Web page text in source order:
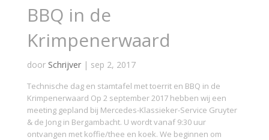
BBQ in de
Krimpenerwaard
door Schrijver| sep 2, 2017
Technische dag en stamtafel met toerrit en BBQ in de
Krimpenerwaard Op 2 september 2017 hebben wij een
meeting gepland bij Mercedes-Klassieker-Service Gruyter
& de Jong in Bergambacht. U wordt vanaf 9:30 uur
ontvangen met koffie/thee en koek. We beginnen om